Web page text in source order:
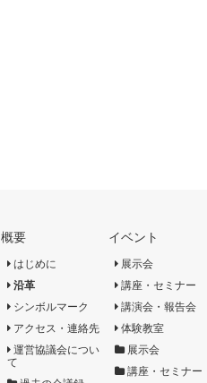
概要
はじめに
沿革
シンボルマーク
アクセス・連絡先
運営協議会につい
て
イベント
展示会
講座・セミナー
講演会・報告会
体験教室
展示会
講座・セミナー